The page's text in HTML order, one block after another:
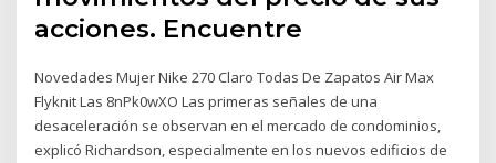
acciones. Encuentre
Novedades Mujer Nike 270 Claro Todas De Zapatos Air Max
Flyknit Las 8nPk0wXO Las primeras señales de una
desaceleración se observan en el mercado de condominios,
explicó Richardson, especialmente en los nuevos edificios de